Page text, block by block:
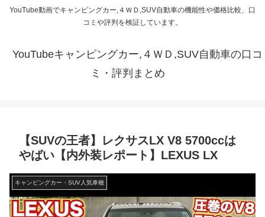
YouTube動画でキャンピングカー,４ＷＤ,SUV自動車の機能性や価格比較、口
コミや評判を検証しています。
YouTubeキャンピングカー,４ＷＤ,SUV自動車の口コ
ミ・評判まとめ
【SUVの王者】レクサスLX V8 5700ccは
やばい【内外装レポート】LEXUS LX
キャンピングカー・SUV人気車種